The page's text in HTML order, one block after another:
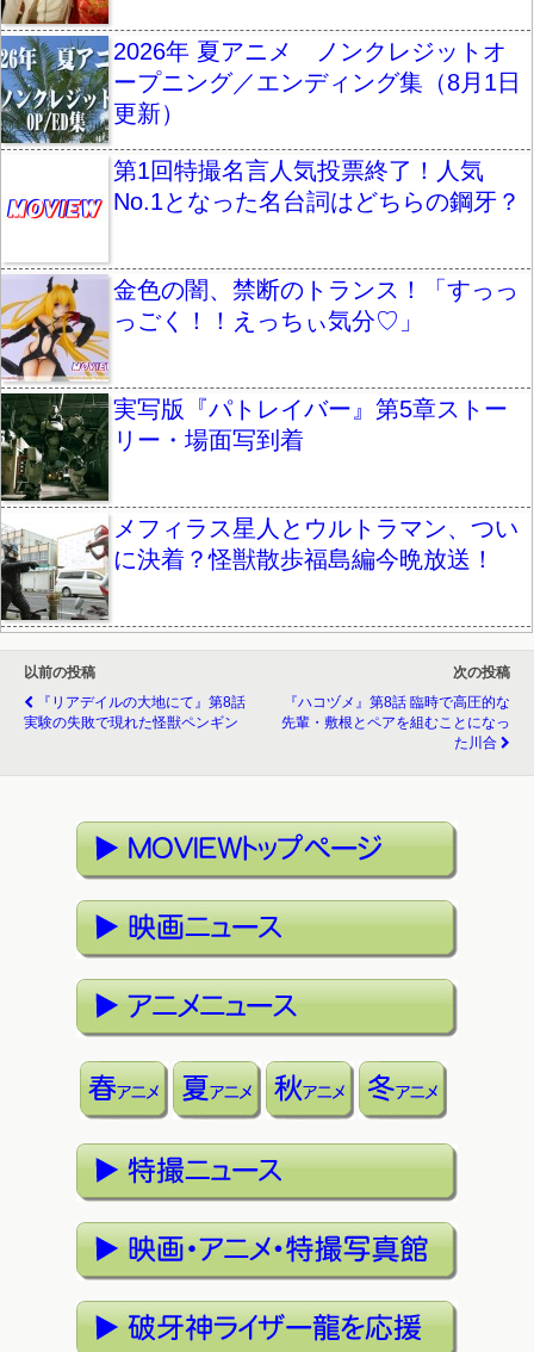
2026年 夏アニメ ノンクレジットオ
ープニング／エンディング集（8月1日
更新）
第1回特撮名言人気投票終了！人気
No.1となった名台詞はどちらの鋼牙？
金色の闇、禁断のトランス！「すっっ
っごく！！えっちぃ気分♡」
実写版『パトレイバー』第5章ストー
リー・場面写到着
メフィラス星人とウルトラマン、つい
に決着？怪獣散歩福島編今晩放送！
以前の投稿
『リアデイルの大地にて』第8話
実験の失敗で現れた怪獣ペンギン
次の投稿
『ハコヅメ』第8話 臨時で高圧的な
先輩・敷根とペアを組むことになっ
た川合